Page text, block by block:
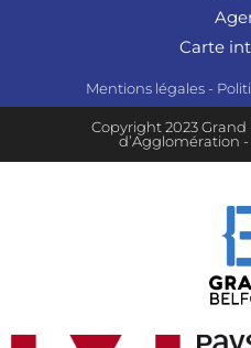
Carte
Mentions légales -
Copyright 2023
d’Agglomération